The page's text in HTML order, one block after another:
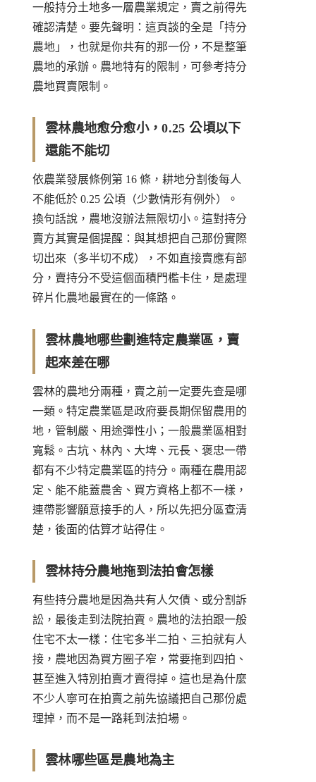
一般持分土地多一層農業規定，賣之前得先
確認清楚。要先聲明：這頁談的全是「持分
農地」，也就是你共有的那一份，不是整筆
農地的承辦。農地特有的限制，可參考持分
農地買賣限制 。
雲林農地愈分愈小，0.25 公頃以下
還能不能切
依農業發展條例第 16 條 ，耕地分割後每人
不能低於 0.25 公頃（少數情形有例外）。
換句話說，農地沒辦法無限切小。這對持分
賣方其實是個提醒：與其想把自己那份實際
切出來（多半切不成），不如直接賣應有部
分，賣持分不受這個面積門檻卡住，是處理
碎片化農地最實在的一條路。
雲林農地哪些劃進特定農業區，賣
起來差在哪
雲林的農地分兩種，賣之前一定要先查是哪
一類。特定農業區是政府要長期保留農用的
地，管制嚴、用途彈性小；一般農業區相對
寬鬆。古坑、林內、大埤、元長、褒忠一帶
都有不少特定農業區的持分。兩種在農用認
定、能不能蓋農舍、買方資格上都不一樣，
連帶影響願意接手的人，所以先把分區查清
楚，後面的估算才站得住。
雲林持分農地拖到法拍會怎樣
有些持分農地是因為共有人欠債、或分割訴
訟，最後走到法院拍賣。農地的法拍跟一般
住宅不太一樣：住宅多半二拍、三拍就有人
接，農地因為買方圈子窄，常要拖到四拍、
甚至進入特別拍賣才賣得掉。這也是為什麼
不少人寧可在拍賣之前先協議把自己那份處
理掉，而不是一路耗到法拍場。
雲林哪些區是農地為主